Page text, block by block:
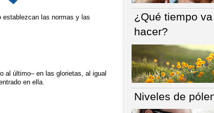
establezcan las normas y las
al último– en las glorietas, al igual
en ella.
¿Qué tiempo
hacer?
Niveles de